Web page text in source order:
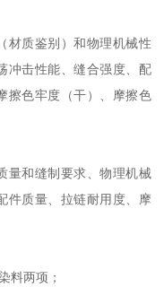
材质鉴别）和物理机械性
冲击性能、缝合强度、配
擦色牢度（干）、摩擦色
量和缝制要求、物理机械
件质量、拉链耐用度、摩
料两项；